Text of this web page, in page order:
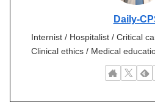
Daily-
Internist / Hospitalist / Critical
Clinical ethics / Medical